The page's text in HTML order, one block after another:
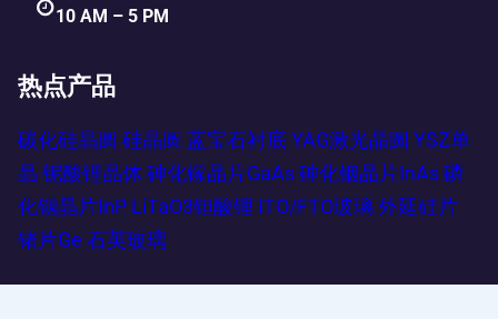
10 AM – 5 PM
热点产品
碳化硅晶圆 硅晶圆 蓝宝石衬底 YAG激光晶圆 YSZ单
晶 铌酸锂晶体 砷化镓晶片GaAs 砷化铟晶片InAs 磷
化铟晶片InP LiTaO3钽酸锂 ITO/FTO玻璃 外延硅片
锗片Ge 石英玻璃